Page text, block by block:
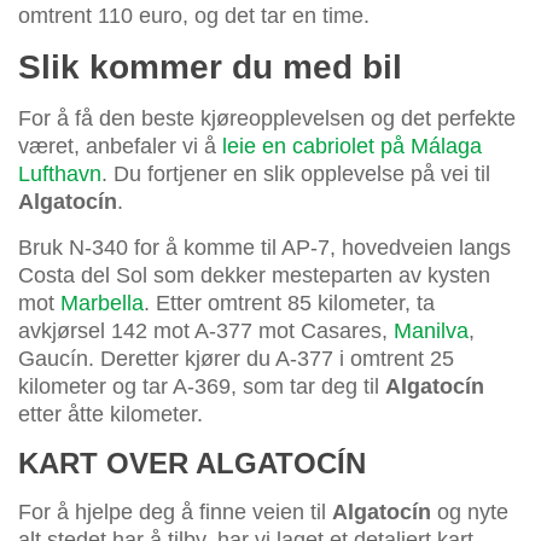
omtrent 110 euro, og det tar en time.
Slik kommer du med bil
For å få den beste kjøreopplevelsen og det perfekte
været, anbefaler vi å leie en cabriolet på Málaga
Lufthavn. Du fortjener en slik opplevelse på vei til
Algatocín.
Bruk N-340 for å komme til AP-7, hovedveien langs
Costa del Sol som dekker mesteparten av kysten
mot Marbella. Etter omtrent 85 kilometer, ta
avkjørsel 142 mot A-377 mot Casares, Manilva,
Gaucín. Deretter kjører du A-377 i omtrent 25
kilometer og tar A-369, som tar deg til Algatocín
etter åtte kilometer.
KART OVER ALGATOCÍN
For å hjelpe deg å finne veien til Algatocín og nyte